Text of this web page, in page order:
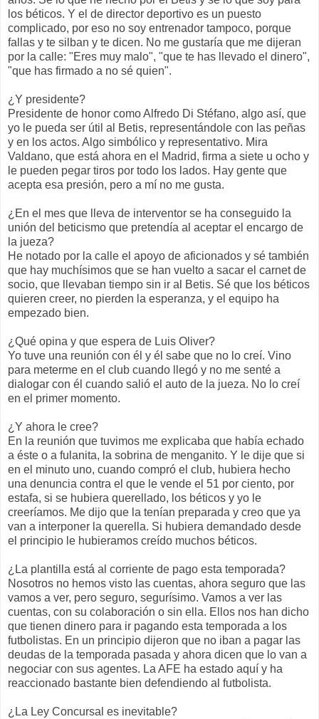
los béticos. Y el de director deportivo es un puesto
complicado, por eso no soy entrenador tampoco, porque
fallas y te silban y te dicen. No me gustaría que me dijeran
por la calle: "Eres muy malo", "que te has llevado el dinero",
"que has firmado a no sé quien".
¿Y presidente?
Presidente de honor como Alfredo Di Stéfano, algo así, que
yo le pueda ser útil al Betis, representándole con las peñas
y en los actos. Algo simbólico y representativo. Mira
Valdano, que está ahora en el Madrid, firma a siete u ocho y
le pueden pegar tiros por todo los lados. Hay gente que
acepta esa presión, pero a mí no me gusta.
¿En el mes que lleva de interventor se ha conseguido la
unión del beticismo que pretendía al aceptar el encargo de
la jueza?
He notado por la calle el apoyo de aficionados y sé también
que hay muchísimos que se han vuelto a sacar el carnet de
socio, que llevaban tiempo sin ir al Betis. Sé que los béticos
quieren creer, no pierden la esperanza, y el equipo ha
empezado bien.
¿Qué opina y que espera de Luis Oliver?
Yo tuve una reunión con él y él sabe que no lo creí. Vino
para meterme en el club cuando llegó y no me senté a
dialogar con él cuando salió el auto de la jueza. No lo creí
en el primer momento.
¿Y ahora le cree?
En la reunión que tuvimos me explicaba que había echado
a éste o a fulanita, la sobrina de menganito. Y le dije que si
en el minuto uno, cuando compró el club, hubiera hecho
una denuncia contra el que le vende el 51 por ciento, por
estafa, si se hubiera querellado, los béticos y yo le
creeríamos. Me dijo que la tenían preparada y creo que ya
van a interponer la querella. Si hubiera demandado desde
el principio le hubieramos creído muchos béticos.
¿La plantilla está al corriente de pago esta temporada?
Nosotros no hemos visto las cuentas, ahora seguro que las
vamos a ver, pero seguro, segurísimo. Vamos a ver las
cuentas, con su colaboración o sin ella. Ellos nos han dicho
que tienen dinero para ir pagando esta temporada a los
futbolistas. En un principio dijeron que no iban a pagar las
deudas de la temporada pasada y ahora dicen que lo van a
negociar con sus agentes. La AFE ha estado aquí y ha
reaccionado bastante bien defendiendo al futbolista.
¿La Ley Concursal es inevitable?